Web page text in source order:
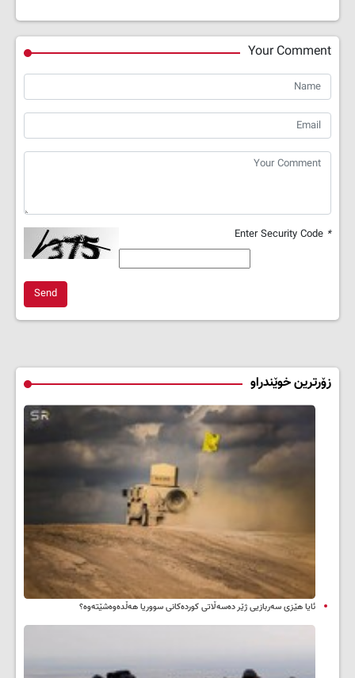
Your Comment
*
Send
زۆرترین خوێندراو
ئایا هێزی سەربازیی ژێر دەسەڵاتی کوردەکانی سووریا هەڵدەوەشێتەوە؟